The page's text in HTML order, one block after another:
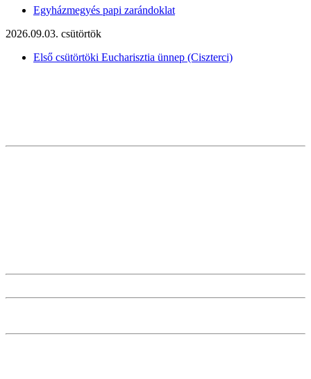
Egyházmegyés papi zarándoklat
2026.09.03. csütörtök
Első csütörtöki Eucharisztia ünnep (Ciszterci)